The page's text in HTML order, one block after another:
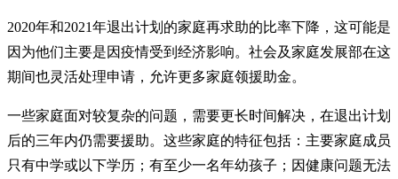
2020年和2021年退出计划的家庭再求助的比率下降，这可能是
因为他们主要是因疫情受到经济影响。社会及家庭发展部在这
期间也灵活处理申请，允许更多家庭领援助金。
一些家庭面对较复杂的问题，需要更长时间解决，在退出计划
后的三年内仍需要援助。这些家庭的特征包括：主要家庭成员
只有中学或以下学历；有至少一名年幼孩子；因健康问题无法